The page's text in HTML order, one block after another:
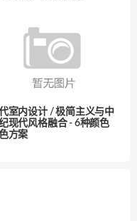
室内设计 / 极简主义与中
现代风格融合 - 6种颜色
方案